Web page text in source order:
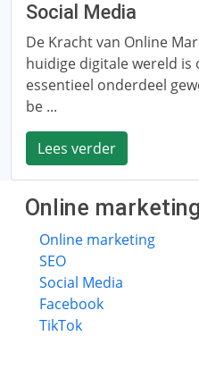
Social Media
De Kracht van Online
huidige digitale wereld is
essentieel onderdeel
be ...
Lees verder
Online marketing
Online marketing
SEO
Social Media
Facebook
TikTok